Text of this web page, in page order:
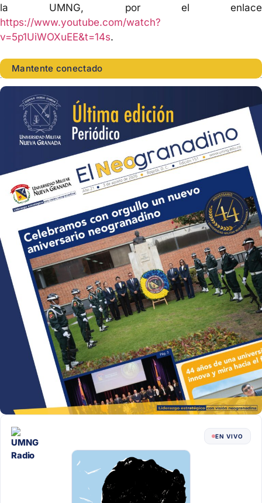
la UMNG, por el enlace
https://www.youtube.com/watch?
v=5p1UiWOXuEE&t=14s.
Mantente conectado
EN VIVO